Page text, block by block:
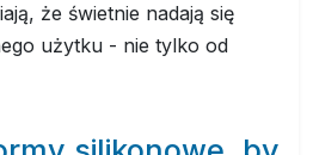
że świetnie nadają się
użytku - nie tylko od